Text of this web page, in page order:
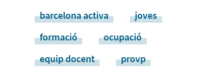
barcelona activa
joves
formació
ocupació
equip docent
provp